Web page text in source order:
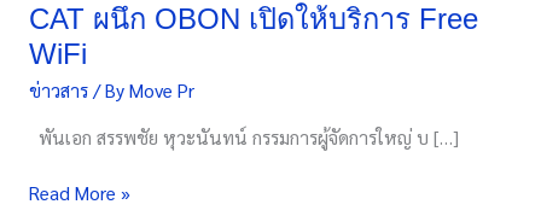
CAT ผนึก OBON เปิดให้บริการ Free
WiFi
ข่าวสาร/ ByMove Pr
พันเอก สรรพชัย หุวะนันทน์ กรรมการผู้จัดการใหญ่ บ […]
OBON
เปิด
ให้
บริการ
Free
WiFi
Read More »